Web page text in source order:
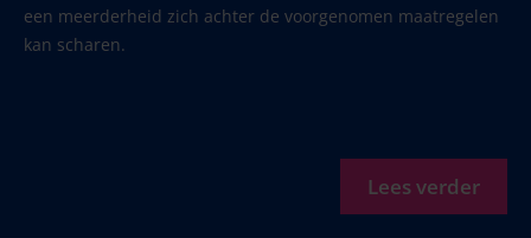
een meerderheid zich achter de voorgenomen maatregelen
kan scharen.
Lees verder